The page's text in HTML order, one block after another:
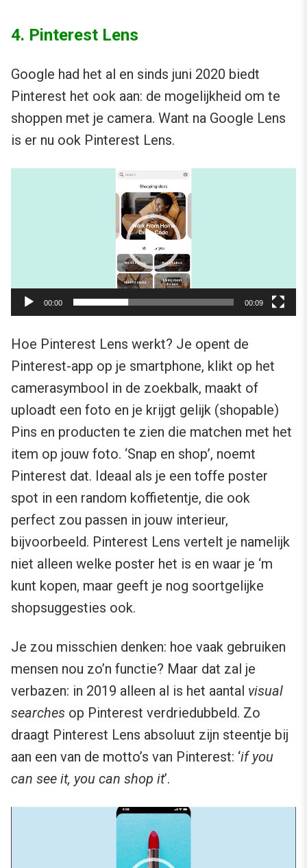
4. Pinterest Lens
Google had het al en sinds juni 2020 biedt
Pinterest het ook aan: de mogelijkheid om te
shoppen met je camera. Want na Google Lens
is er nu ook Pinterest Lens.
00:00 00:09
Hoe Pinterest Lens werkt? Je opent de
Pinterest-app op je smartphone, klikt op het
camerasymbool in de zoekbalk, maakt of
uploadt een foto en je krijgt gelijk (shopable)
Pins en producten te zien die matchen met het
item op jouw foto. ‘Snap en shop’, noemt
Pinterest dat. Ideaal als je een toffe poster
spot in een random koffietentje, die ook
perfect zou passen in jouw interieur,
bijvoorbeeld. Pinterest Lens vertelt je namelijk
niet alleen welke poster het is en waar je ‘m
kunt kopen, maar geeft je nog soortgelijke
shopsuggesties ook.
Je zou misschien denken: hoe vaak gebruiken
mensen nou zo’n functie? Maar dat zal je
verbazen: in 2019 alleen al is het aantal visual
searches op Pinterest verdriedubbeld. Zo
draagt Pinterest Lens absoluut zijn steentje bij
aan een van de motto’s van Pinterest: ‘if you
can see it, you can shop it’.